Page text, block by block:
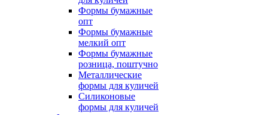
Формы бумажные
опт
Формы бумажные
мелкий опт
Формы бумажные
розница, поштучно
Металлические
формы для куличей
Силиконовые
формы для куличей